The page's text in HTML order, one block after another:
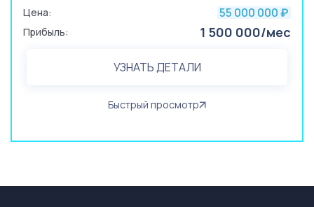
Цена:
55 000 000 ₽
Прибыль: 1 500 000/мес
УЗНАТЬ ДЕТАЛИ
Быстрый просмотр